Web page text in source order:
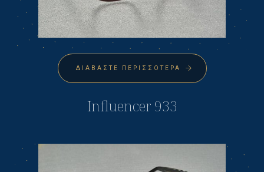
ΔΙΑΒΆΣΤΕ ΠΕΡΙΣΣΌΤΕΡΑ
Influencer 933